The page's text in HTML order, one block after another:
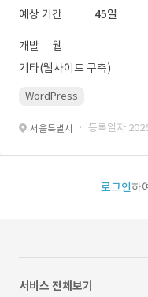
예상 기간
45일
개발
웹
기타(웹사이트 구축)
WordPress
서울특별시 · 등록일자
로그인하
서비스 전체보기